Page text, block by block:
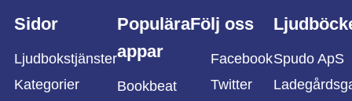
Sidor
Ljudbokstjänster
Kategorier
Populära
appar
Bookbeat
Följ oss
Facebook
Twitter
Spudo ApS